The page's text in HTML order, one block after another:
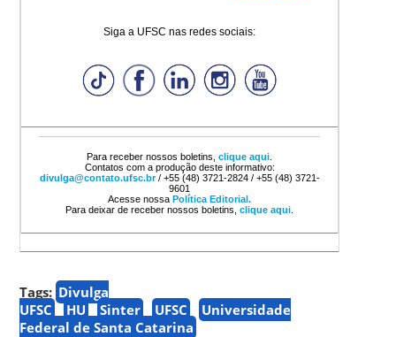
Siga a UFSC nas redes sociais:
Para receber nossos boletins,clique aqui
Contatos com a produção deste informativo:
divulga@contato.ufsc.br/ +55 (48) 3721-2824 / +55 (48) 3721-
9601
Acesse nossaPolítica Editorial.
Para deixar de receber nossos boletins,clique aqui
Tags: Divulga
UFSC
HU Sinter UFSC
Universidade
Federal de Santa Catarina